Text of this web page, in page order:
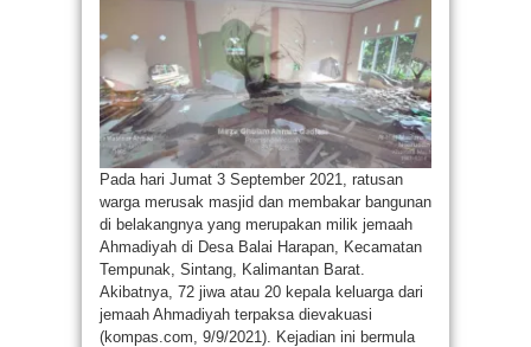
Pada hari Jumat 3 September 2021, ratusan
warga merusak masjid dan membakar bangunan
di belakangnya yang merupakan milik jemaah
Ahmadiyah di Desa Balai Harapan, Kecamatan
Tempunak, Sintang, Kalimantan Barat.
Akibatnya, 72 jiwa atau 20 kepala keluarga dari
jemaah Ahmadiyah terpaksa dievakuasi
(kompas.com, 9/9/2021). Kejadian ini bermula